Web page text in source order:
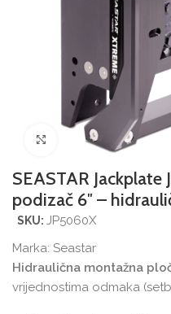
Povećajte sliku
SEASTAR Jackplate
podizač 6″ –
SKU:JP5060X
Marka:Seastar
Hidraulična montažna
vrijednostima odmaka